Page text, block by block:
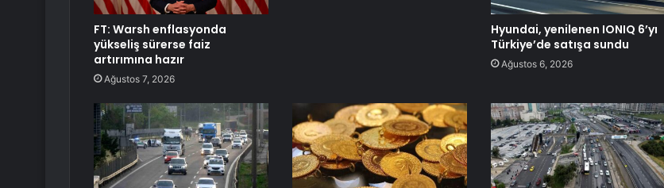
FT: Warsh enflasyonda
yükseliş sürerse faiz
artırımına hazır
Ağustos 7, 2026
Hyundai, yenilenen IONIQ 6’yı
Türkiye’de satışa sundu
Ağustos 6, 2026